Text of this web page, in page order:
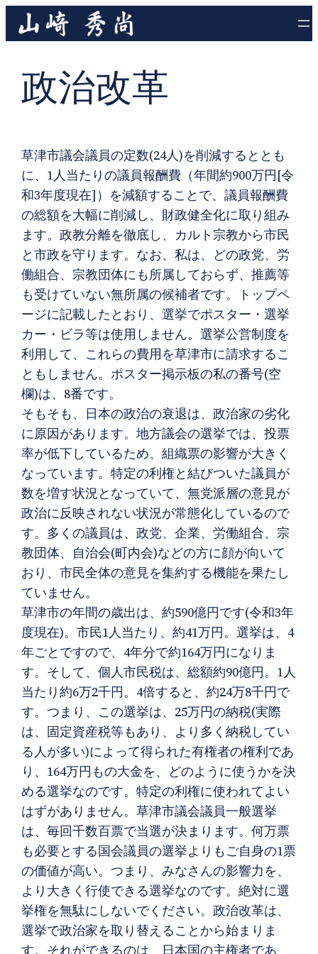
政治改革
草津市議会議員の定数(24人)を削減するととも
に、1人当たりの議員報酬費（年間約900万円[令
和3年度現在]）を減額することで、議員報酬費
の総額を大幅に削減し、財政健全化に取り組み
ます。政教分離を徹底し、カルト宗教から市民
と市政を守ります。なお、私は、どの政党、労
働組合、宗教団体にも所属しておらず、推薦等
も受けていない無所属の候補者です。トップペ
ージに記載したとおり、選挙でポスター・選挙
カー・ビラ等は使用しません。選挙公営制度を
利用して、これらの費用を草津市に請求するこ
ともしません。ポスター掲示板の私の番号(空
欄)は、8番です。
そもそも、日本の政治の衰退は、政治家の劣化
に原因があります。地方議会の選挙では、投票
率が低下しているため、組織票の影響が大きく
なっています。特定の利権と結びついた議員が
数を増す状況となっていて、無党派層の意見が
政治に反映されない状況が常態化しているので
す。多くの議員は、政党、企業、労働組合、宗
教団体、自治会(町内会)などの方に顔が向いて
おり、市民全体の意見を集約する機能を果たし
ていません。
草津市の年間の歳出は、約590億円です(令和3年
度現在)。市民1人当たり、約41万円。選挙は、4
年ごとですので、4年分で約164万円になりま
す。そして、個人市民税は、総額約90億円。1人
当たり約6万2千円。4倍すると、約24万8千円で
す。つまり、この選挙は、25万円の納税(実際
は、固定資産税等もあり、より多く納税してい
る人が多い)によって得られた有権者の権利であ
り、164万円もの大金を、どのように使うかを決
める選挙なのです。特定の利権に使われてよい
はずがありません。草津市議会議員一般選挙
は、毎回千数百票で当選が決まります。何万票
も必要とする国会議員の選挙よりもご自身の1票
の価値が高い。つまり、みなさんの影響力を、
より大きく行使できる選挙なのです。絶対に選
挙権を無駄にしないでください。政治改革は、
選挙で政治家を取り替えることから始まりま
す。それができるのは、日本国の主権者であ